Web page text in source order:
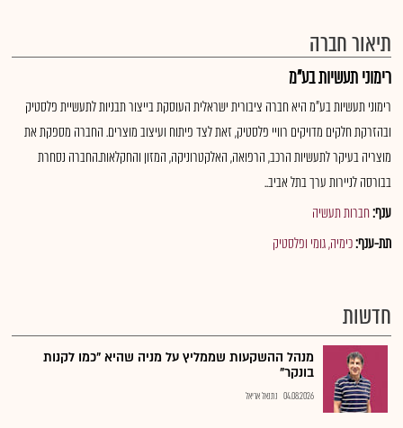
תיאור חברה
רימוני תעשיות בע"מ
רימוני תעשיות בע"מ היא חברה ציבורית ישראלית העוסקת בייצור תבניות לתעשיית פלסטיק
ובהזרקת חלקים מדויקים רוויי פלסטיק, זאת לצד פיתוח ועיצוב מוצרים. החברה מספקת את
מוצריה בעיקר לתעשיות הרכב, הרפואה, האלקטרוניקה, המזון והחקלאות.החברה נסחרת
בבורסה לניירות ערך בתל אביב..
ענף:חברות תעשיה
תת-ענף:כימיה, גומי ופלסטיק
חדשות
מנהל ההשקעות שממליץ על מניה שהיא "כמו לקנות
בונקר"
04.08.2026 נתנאל אריאל